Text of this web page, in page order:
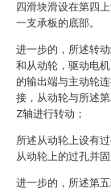
四滑块滑设在第四
一支承板的底部。
进一步的，所述转
和从动轮，驱动电
的输出端与主动轮
接，从动轮与所述
Z轴进行转动；
所述从动轮上设有
从动轮上的过孔并
进一步的，所述第